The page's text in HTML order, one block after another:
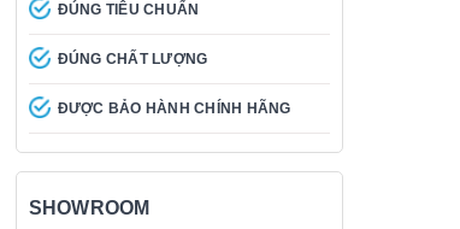
ĐÚNG TIÊU CHUẨN
ĐÚNG CHẤT LƯỢNG
ĐƯỢC BẢO HÀNH CHÍNH HÃNG
SHOWROOM